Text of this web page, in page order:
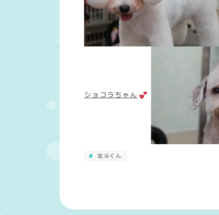
ショコラちゃん
北斗くん